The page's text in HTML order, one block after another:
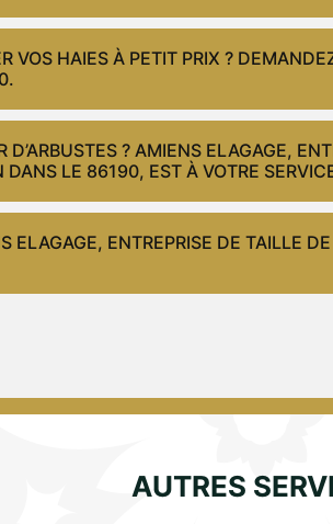
VOS HAIES À PETIT PRIX ?
? AMIENS ELAGAGE,
DANS LE 86190, EST À VOTRE
ELAGAGE, ENTREPRISE DE TAILLE
AUTRES